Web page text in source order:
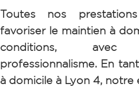
Toutes nos
favoriser le maintien à
conditions, avec
professionnalisme. En
à domicile à Lyon 4, notre